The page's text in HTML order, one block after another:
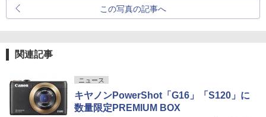
この写真の記事へ
関連記事
ニュース
キヤノンPowerShot「G16」「S120」に
数量限定PREMIUM BOX